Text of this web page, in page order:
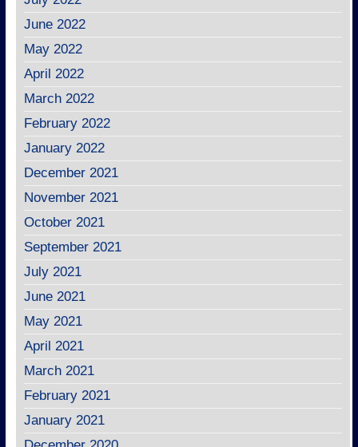
June 2022
May 2022
April 2022
March 2022
February 2022
January 2022
December 2021
November 2021
October 2021
September 2021
July 2021
June 2021
May 2021
April 2021
March 2021
February 2021
January 2021